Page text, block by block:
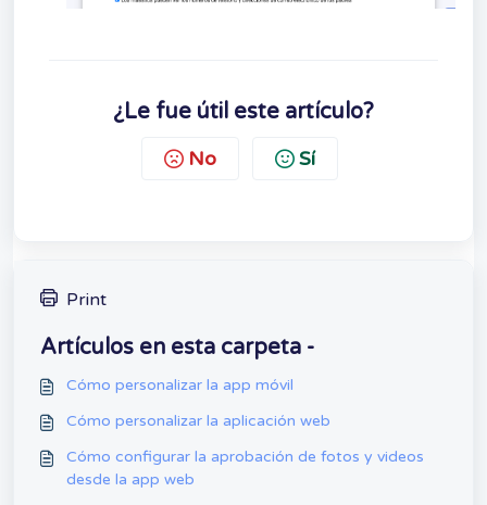
¿Le fue útil este artículo?
No Sí
Print
Artículos en esta carpeta -
Cómo personalizar la app móvil
Cómo personalizar la aplicación web
Cómo configurar la aprobación de fotos y videos
desde la app web